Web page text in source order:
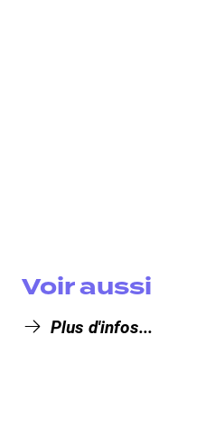
Voir aussi
Plus d'infos...